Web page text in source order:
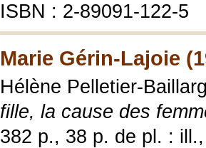
ISBN : 2-89091-122-5
Marie Gérin-Lajoie
Hélène Pelletier-
fille, la cause des
382 p., 38 p. de pl. :